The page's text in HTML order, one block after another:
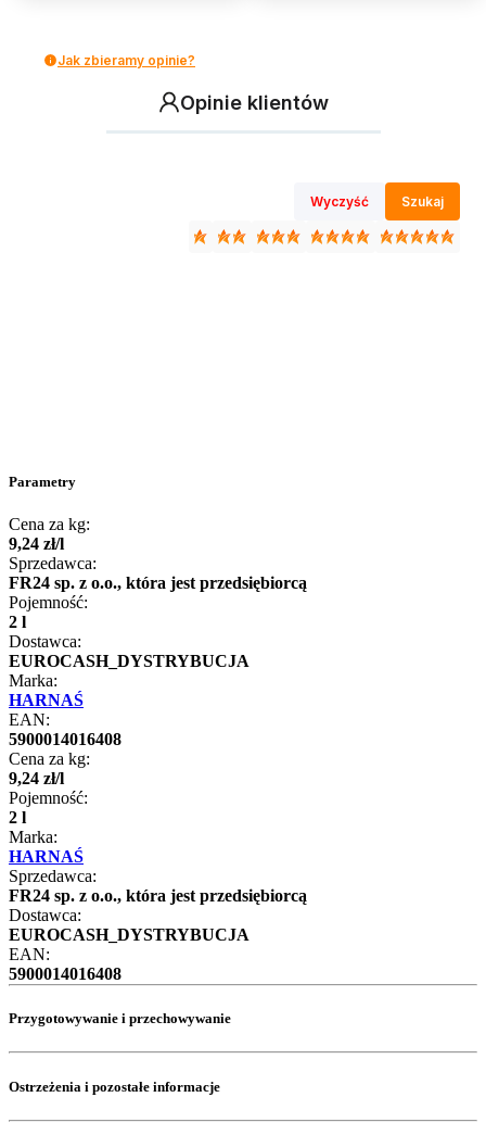
Jak zbieramy opinie?
Opinie klientów
Wyczyść Szukaj
Parametry
Cena za kg:
9,24 zł/l
Sprzedawca:
FR24 sp. z o.o., która jest przedsiębiorcą
Pojemność:
2 l
Dostawca:
EUROCASH_DYSTRYBUCJA
Marka:
HARNAŚ
EAN:
5900014016408
Cena za kg:
9,24 zł/l
Pojemność:
2 l
Marka:
HARNAŚ
Sprzedawca:
FR24 sp. z o.o., która jest przedsiębiorcą
Dostawca:
EUROCASH_DYSTRYBUCJA
EAN:
5900014016408
Przygotowywanie i przechowywanie
Ostrzeżenia i pozostałe informacje